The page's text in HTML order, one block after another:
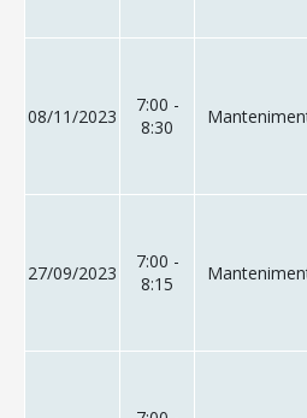
08/11/2023
7:00 -
8:30
27/09/2023
7:00 -
8:15